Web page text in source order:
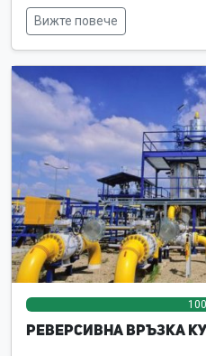
Вижте повече
Реверсивна връзка